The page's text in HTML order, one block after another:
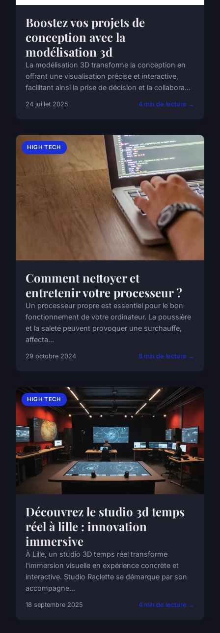
Boostez vos projets de
conception avec la
modélisation 3d
La modélisation 3D transforme la conception en
offrant une visualisation précise et interactive,
facilitant ainsi la prise de décision et la collabora...
24 juillet 2025 4 min de lecture →
HIGH TECH
Comment nettoyer et
entretenir votre processeur ?
Un processeur propre est essentiel pour le bon
fonctionnement de votre ordinateur. La poussière
et la saleté peuvent provoquer une surchauffe,
affecta...
29 octobre 2024 8 min de lecture →
HIGH TECH
Découvrez le studio 3d temps
réel à lille : innovation
immersive
À Lille, un studio 3D temps réel transforme
l'immersion visuelle en expérience concrète et
interactive. Studio Raclette se démarque par son
accompagne...
18 septembre 2025 4 min de lecture →